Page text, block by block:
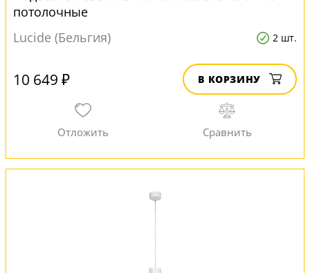
потолочные
Lucide (Бельгия)
2 шт.
10 649 ₽ В КОРЗИНУ